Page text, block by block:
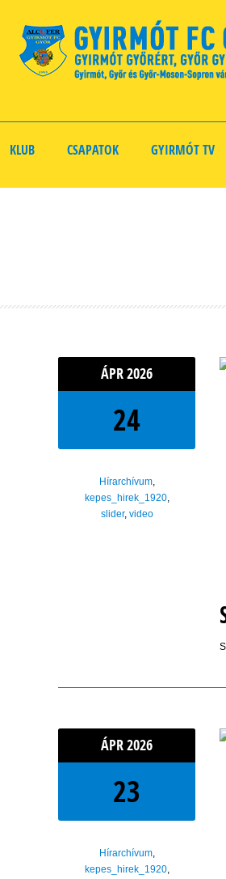
KLUB CSAPATOK GYIRMÓT TV
ÁPR2026
24
Hírarchívum,
kepes_hirek_1920,
slider, video
ÁPR2026
23
Hírarchívum,
kepes_hirek_1920,